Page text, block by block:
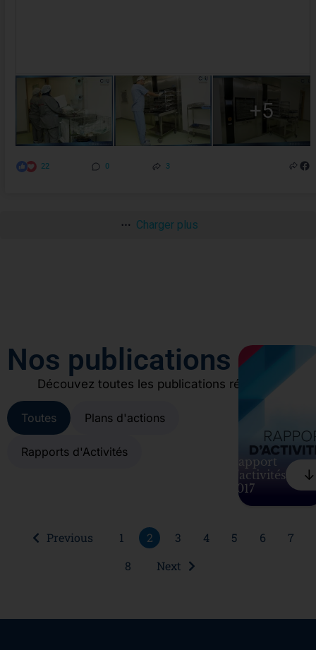
+5
22 0 3
Charger plus
Nos publications
Découvez toutes les publications récentes
Toutes Plans d'actions
Rapports d'Activités
Rapport
d'activités
2017
Previous 1 2 3 4 5 6
7
8
Next